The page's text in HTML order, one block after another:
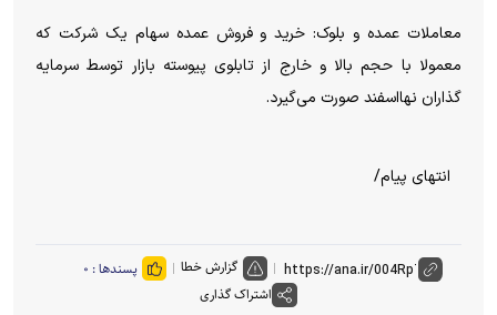
معاملات عمده و بلوک: خرید و فروش عمده سهام یک شرکت که
معمولا با حجم بالا و خارج از تابلوی پیوسته بازار توسط سرمایه
گذاران نهااسفند صورت می‌گیرد.
انتهای پیام/
گزارش خطا پسندها : ۰
اشتراک گذاری